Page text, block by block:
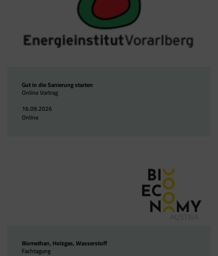
Gut in die Sanierung starten
Online Vortrag
16.09.2026
Online
Biomethan, Holzgas, Wasserstoff
Fachtagung